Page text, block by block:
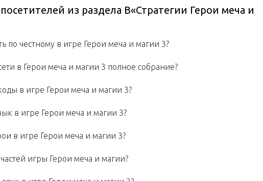
из раздела В«Стратегии Герои меча и
по честному в игре Герои меча и магии 3?
в Герои меча и магии 3 полное собрание?
в игре Герои меча и магии 3?
в игре Герои меча и магии 3?
в игре Герои меча и магии 3?
игры Герои меча и магии?